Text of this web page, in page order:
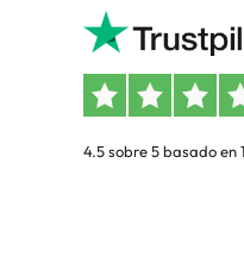
4.5 sobre 5 basado en